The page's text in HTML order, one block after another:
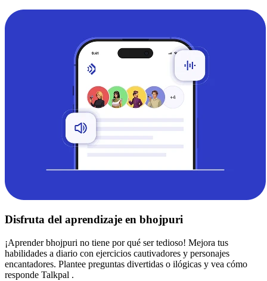
Disfruta del aprendizaje en bhojpuri
¡Aprender bhojpuri no tiene por qué ser tedioso! Mejora tus
habilidades a diario con ejercicios cautivadores y personajes
encantadores. Plantee preguntas divertidas o ilógicas y vea cómo
responde Talkpal .